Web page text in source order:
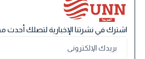
اشترك في نشرتنا الإخبارية لتصلك أحدث